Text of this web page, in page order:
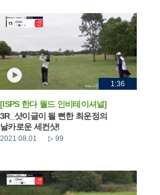
1:36
[ISPS 한다 월드 인비테이셔널]
3R_샷이글이 될 뻔한 최운정의
날카로운 세컨샷!
2021.08.01 99